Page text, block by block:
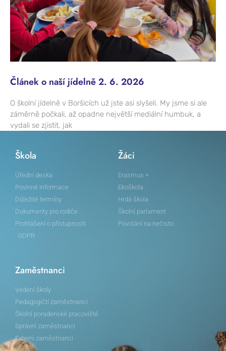
Článek o naší jídelně 2. 6. 2026
O školní jídelně v Boršicích už jste asi slyšeli. My jsme si ale
záměrně počkali, až opadne největší mediální humbuk, a
vydali se zjistit, jak
Škola
Úřední deska
Povinné informace
Důležité termíny
Dokumenty pro rodiče
Prohlášení o přístupnosti
GDPR
Žáci
Erasmus +
Ekoškola
Hrdá škola
Školní parlament
Povolání na nečisto
Zaměstnanci
Vedení školy
Pedagogičtí zaměstnanci
Školní poradenské pracoviště
Správní zaměstnanci
Externí zaměstnanci